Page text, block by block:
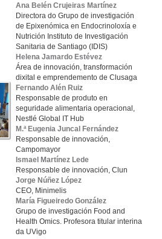
Ana Belén Crujeiras Martínez
Directora do Grupo de investigación
de Epixenómica en Endocrinoloxía e
Nutrición Instituto de Investigación
Sanitaria de Santiago (IDIS)
Helena Jamardo Estévez
Área de innovación, transformación
dixital e emprendemento de Clusaga
Fernando Alén Ruiz
Responsable de produto en
seguridade alimentaria operacional,
Nestlé Global IT Hub
M.ª Eugenia Juncal Fernández
Responsable de innovación,
Campomayor
Ismael Martínez Lede
Responsable de innovación, Clun
Jorge Núñez López
CEO, Minimelis
María Figueiredo González
Grupo de investigación Food and
Health Omics. Profesora titular interina
da UVigo